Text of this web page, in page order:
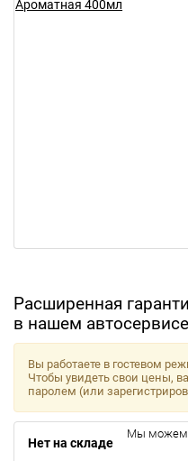
Расширенная
в нашем
Вы работаете в гостевом
Чтобы увидеть свои цены,
паролем (или
Нет на складе
Мы можем